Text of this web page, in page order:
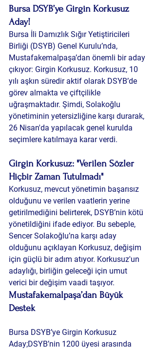
Bursa DSYB’ye Girgin Korkusuz
Aday!
Bursa İli Damızlık Sığır Yetiştiricileri
Birliği (DSYB) Genel Kurulu’nda,
Mustafakemalpaşa’dan önemli bir aday
çıkıyor: Girgin Korkusuz. Korkusuz, 10
yılı aşkın süredir aktif olarak DSYB’de
görev almakta ve çiftçilikle
uğraşmaktadır. Şimdi, Solakoğlu
yönetiminin yetersizliğine karşı durarak,
26 Nisan'da yapılacak genel kurulda
seçimlere katılmaya karar verdi.
Girgin Korkusuz: "Verilen Sözler
Hiçbir Zaman Tutulmadı"
Korkusuz, mevcut yönetimin başarısız
olduğunu ve verilen vaatlerin yerine
getirilmediğini belirterek, DSYB’nin kötü
yönetildiğini ifade ediyor. Bu sebeple,
Sencer Solakoğlu’na karşı aday
olduğunu açıklayan Korkusuz, değişim
için güçlü bir adım atıyor. Korkusuz'un
adaylığı, birliğin geleceği için umut
verici bir değişim vaadi taşıyor.
Mustafakemalpaşa’dan Büyük
Destek
Bursa DSYB’ye Girgin Korkusuz
Aday;DSYB’nin 1200 üyesi arasında